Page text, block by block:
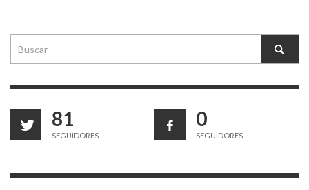
81
SEGUIDORES
0
SEGUIDORES